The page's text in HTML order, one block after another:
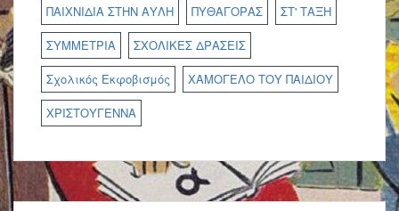
ΠΑΙΧΝΙΔΙΑ ΣΤΗΝ ΑΥΛΗ
ΠΥΘΑΓΟΡΑΣ
ΣΤ' ΤΑΞΗ
ΣΥΜΜΕΤΡΙΑ
ΣΧΟΛΙΚΕΣ ΔΡΑΣΕΙΣ
Σχολικός Εκφοβισμός
ΧΑΜΟΓΕΛΟ ΤΟΥ ΠΑΙΔΙΟΥ
ΧΡΙΣΤΟΥΓΕΝΝΑ